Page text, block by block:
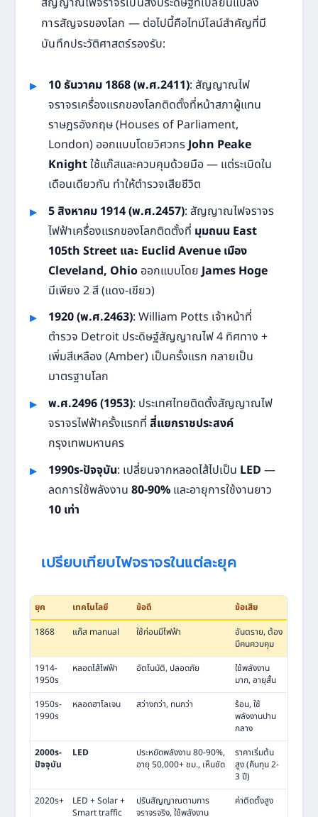
การสัญจรของโลก — ต่อไปนี้คือไทม์ไลน์สำคัญที่มี
บันทึกประวัติศาสตร์รองรับ:
10 ธันวาคม 1868 (พ.ศ.2411): สัญญาณไฟ
จราจรเครื่องแรกของโลกติดตั้งที่หน้าสภาผู้แทน
ราษฎรอังกฤษ (Houses of Parliament,
London) ออกแบบโดยวิศวกรJohn Peake
Knightใช้แก๊สและควบคุมด้วยมือ — แต่ระเบิดใน
เดือนเดียวกัน ทำให้ตำรวจเสียชีวิต
5 สิงหาคม 1914 (พ.ศ.2457): สัญญาณไฟจราจร
ไฟฟ้าเครื่องแรกของโลกติดตั้งที่ มุมถนน East
105th Street และ Euclid Avenue เมือง
Cleveland, Ohio ออกแบบโดย James Hoge
มีเพียง 2 สี (แดง-เขียว)
1920 (พ.ศ.2463): William Potts เจ้าหน้าที่
ตำรวจ Detroit ประดิษฐ์สัญญาณไฟ 4 ทิศทาง +
เพิ่มสีเหลือง (Amber) เป็นครั้งแรก กลายเป็น
มาตรฐานโลก
พ.ศ.2496 (1953): ประเทศไทยติดตั้งสัญญาณไฟ
จราจรไฟฟ้าครั้งแรกที่ สี่แยกราชประสงค์
กรุงเทพมหานคร
1990s-ปัจจุบัน: เปลี่ยนจากหลอดไส้ไปเป็น LED —
ลดการใช้พลังงาน 80-90% และอายุการใช้งานยาว
10 เท่า
เปรียบเทียบไฟจราจรในแต่ละยุค
ยุค เทคโนโลยี ข้อดี
ข้อเสีย
1868
แก๊ส manual ใช้ก่อนมีไฟฟ้า
อันตราย, ต้อง
มีคนควบคุม
1914-
1950s
หลอดไส้ไฟฟ้า อัตโนมัติ, ปลอดภัย
ใช้พลังงาน
มาก, อายุสั้น
1950s-
1990s
หลอดฮาโลเจน สว่างกว่า, ทนกว่า
ร้อน, ใช้
พลังงานปาน
กลาง
2000s-
ปัจจุบัน
LED
ประหยัดพลังงาน 80-90%,
อายุ 50,000+ ชม., เห็นชัด
ราคาเริ่มต้น
สูง (คืนทุน 2-
3 ปี)
2020s+
LED + Solar +
Smart traffic
ปรับสัญญาณตามการ
จราจรจริง, ใช้พลังงาน
ค่าติดตั้งสูง